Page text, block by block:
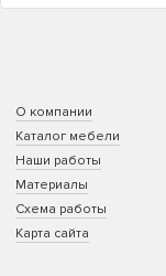
О компании
Каталог мебели
Наши работы
Материалы
Схема работы
Карта сайта